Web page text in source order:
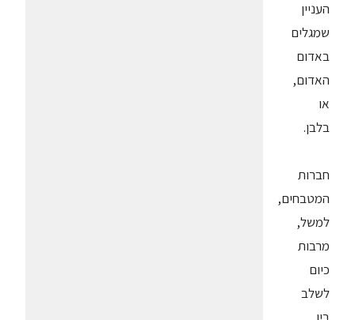
העניין
שמגלים
באדום
האדום,
או
בלבן.
חברות
המטבחים,
למשל,
מרבות
כיום
לשלב